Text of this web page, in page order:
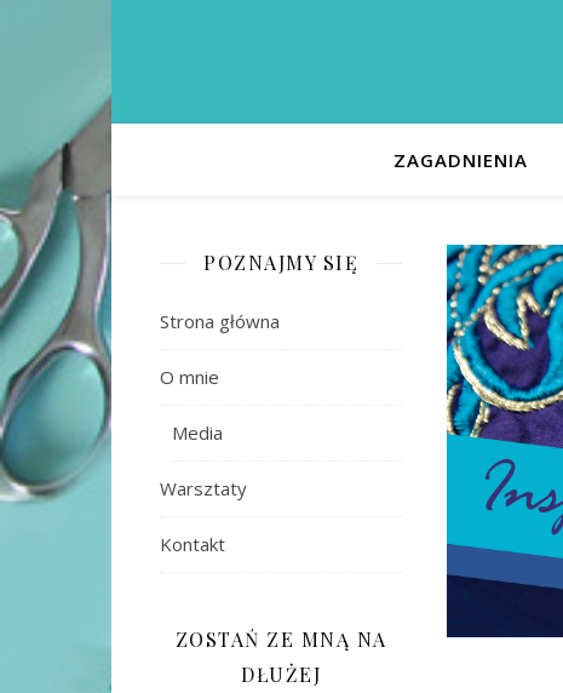
ZAGADNIENIA
POZNAJMY SIĘ
Strona główna
O mnie
Media
Warsztaty
Kontakt
ZOSTAŃ ZE MNĄ NA
DŁUŻEJ